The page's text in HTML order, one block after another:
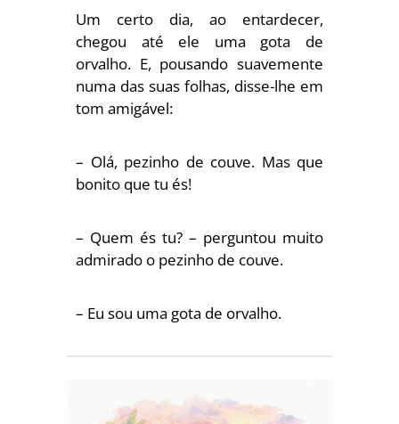
Um certo dia, ao entardecer,
chegou até ele uma gota de
orvalho. E, pousando suavemente
numa das suas folhas, disse-lhe em
tom amigável:
– Olá, pezinho de couve. Mas que
bonito que tu és!
– Quem és tu? – perguntou muito
admirado o pezinho de couve.
– Eu sou uma gota de orvalho.